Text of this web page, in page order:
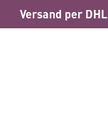
Versand per